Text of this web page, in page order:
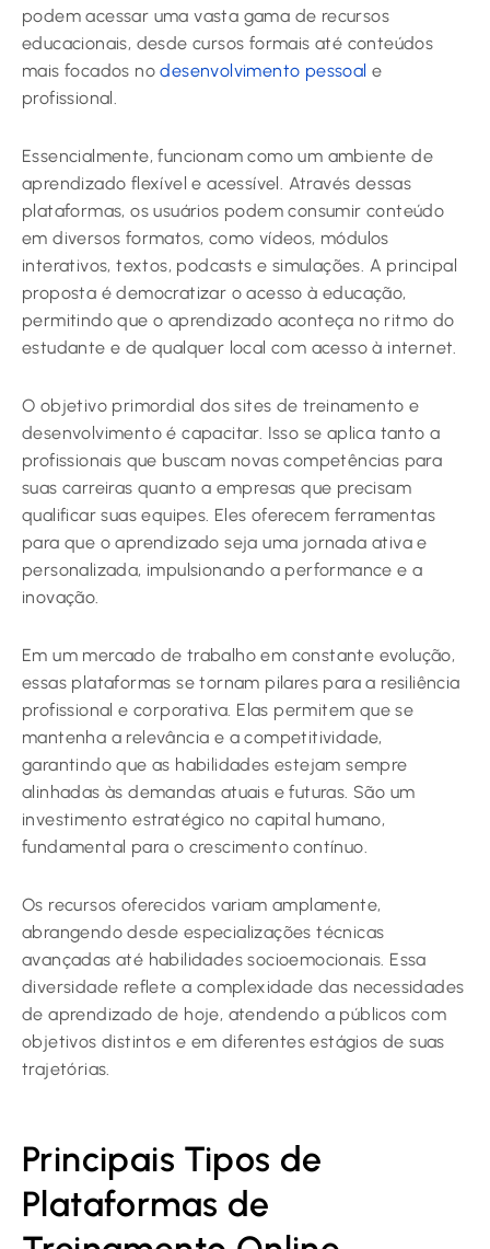
podem acessar uma vasta gama de recursos
educacionais, desde cursos formais até conteúdos
mais focados nodesenvolvimento pessoal e
profissional.
Essencialmente, funcionam como um ambiente de
aprendizado flexível e acessível. Através dessas
plataformas, os usuários podem consumir conteúdo
em diversos formatos, como vídeos, módulos
interativos, textos, podcasts e simulações. A principal
proposta é democratizar o acesso à educação,
permitindo que o aprendizado aconteça no ritmo do
estudante e de qualquer local com acesso à internet.
O objetivo primordial dos sites de treinamento e
desenvolvimento é capacitar. Isso se aplica tanto a
profissionais que buscam novas competências para
suas carreiras quanto a empresas que precisam
qualificar suas equipes. Eles oferecem ferramentas
para que o aprendizado seja uma jornada ativa e
personalizada, impulsionando a performance e a
inovação.
Em um mercado de trabalho em constante evolução,
essas plataformas se tornam pilares para a resiliência
profissional e corporativa. Elas permitem que se
mantenha a relevância e a competitividade,
garantindo que as habilidades estejam sempre
alinhadas às demandas atuais e futuras. São um
investimento estratégico no capital humano,
fundamental para o crescimento contínuo.
Os recursos oferecidos variam amplamente,
abrangendo desde especializações técnicas
avançadas até habilidades socioemocionais. Essa
diversidade reflete a complexidade das necessidades
de aprendizado de hoje, atendendo a públicos com
objetivos distintos e em diferentes estágios de suas
trajetórias.
Principais Tipos de
Plataformas de